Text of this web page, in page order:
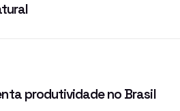
produtividade no Brasil